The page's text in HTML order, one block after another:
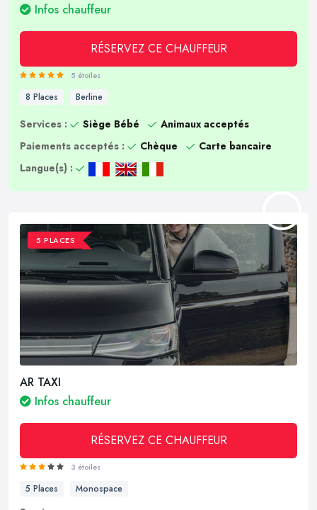
Infos chauffeur
RÉSERVEZ CE CHAUFFEUR
5 étoiles
8 Places Berline
Services : Siège Bébé
Animaux acceptés
Paiements acceptés :
Chèque
Carte bancaire
Langue(s) :
5 PLACES
AR TAXI
Infos chauffeur
RÉSERVEZ CE CHAUFFEUR
3 étoiles
5 Places Monospace